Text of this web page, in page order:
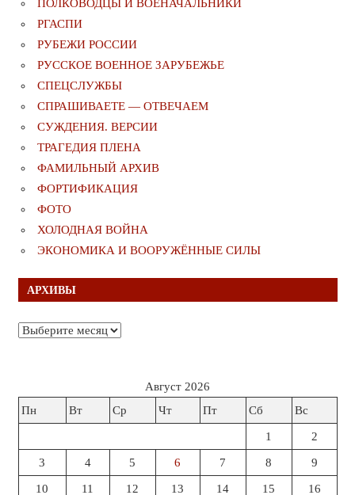
ПОЛКОВОДЦЫ И ВОЕНАЧАЛЬНИКИ
РГАСПИ
РУБЕЖИ РОССИИ
РУССКОЕ ВОЕННОЕ ЗАРУБЕЖЬЕ
СПЕЦСЛУЖБЫ
СПРАШИВАЕТЕ — ОТВЕЧАЕМ
СУЖДЕНИЯ. ВЕРСИИ
ТРАГЕДИЯ ПЛЕНА
ФАМИЛЬНЫЙ АРХИВ
ФОРТИФИКАЦИЯ
ФОТО
ХОЛОДНАЯ ВОЙНА
ЭКОНОМИКА И ВООРУЖЁННЫЕ СИЛЫ
АРХИВЫ
Архивы
Август 2026
Пн
Вт Ср Чт Пт Сб Вс
1 2
3 4 5 6 7 8 9
10 11 12 13 14 15 16